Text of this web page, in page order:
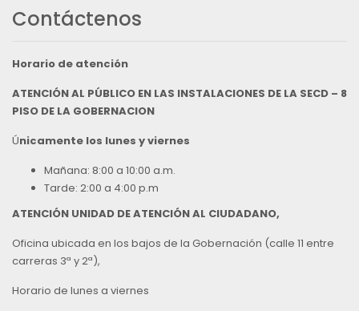
Contáctenos
Horario de atención
ATENCIÓN AL PÚBLICO EN LAS INSTALACIONES DE LA SECD – 8
PISO DE LA GOBERNACION
Únicamente los lunes y viernes
Mañana: 8:00 a 10:00 a.m.
Tarde: 2:00 a 4:00 p.m
ATENCIÓN UNIDAD DE ATENCIÓN AL CIUDADANO,
Oficina ubicada en los bajos de la Gobernación (calle 11 entre
carreras 3ª y 2ª),
Horario de lunes a viernes